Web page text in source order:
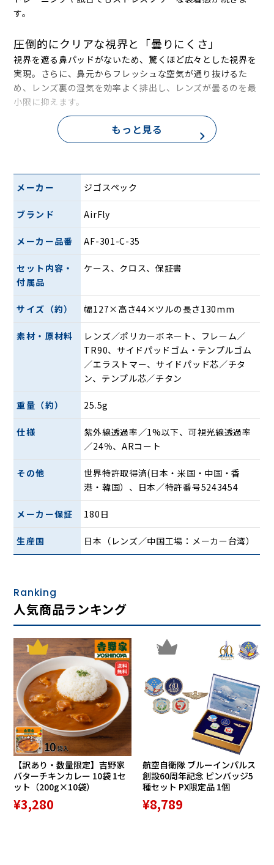
す。
圧倒的にクリアな視界と「曇りにくさ」
視界を遮る鼻パッドがないため、驚くほど広々とした視界を
実現。さらに、鼻元からフレッシュな空気が通り抜けるた
め、レンズ裏の湿気を効率よく排出し、レンズが曇るのを最
小限に抑えます。
素肌に優しく、外したあとも美しく
清潔感をキープ： 鼻まわりのメイク崩れや、UVクリームの
剥がれを防止。ビジネスシーンや移動中など、外したあとの
見た目が気になるシーンでも安心です。
まつ毛が当たらない： サングラスとの距離（前後位置）を自
由に調整できるため、まつ毛が長い方でもレンズに触れる不
快感がありません。
第2世代へと進化した、AirFly――ユニセックスモデ
AF-101やAF-201のDNAを継承し、大幅な進化を遂げた第2
世代「ACCUMULATER SERIES」。AirFlyの代名詞とも言え
AF-301の特長
・ ワイドな1眼レンズ： 視界を遮るもののない1眼タイプ。
感をさらに向上。
・ 自由自在な調整： サイドパッドとテンプル（つる）の調
整範囲が拡大し、自分好みのミリ単位の調整が可能です。
レンズ性能
・紫外線カット率（UV CUT）：99%以上
・AR COATING (反射防止コート)
※クリアーアッシュのみAR COATING (反射防止コート)、
HIGH CONTRAST（ハイコントラスト)
・可視光線透過率（VLT）
もっと見る
メーカー ジゴスペック
ブランド AirFly
メーカー品番 AF-301-C-35
セット内容・
付属品
ケース、クロス、保証書
サイズ（約） 幅127×高さ44×ツルの長さ130mm
素材・原材料
レンズ／ポリカーボネート、フレーム／
TR90、サイドパッドゴム・テンプルゴム
／エラストマー、サイドパッド芯／チタ
ン、テンプル芯／チタン
重量（約） 25.5g
仕様
紫外線透過率／1%以下、可視光線透過率
／24％、ARコート
その他
世界特許取得済(日本・米国・中国・香
港・韓国）、日本／特許番号5243454
メーカー保証 180日
生産国 日本（レンズ／中国工場：メーカー台湾）
Ranking
人気商品ランキング
1
【訳あり・数量限定】吉野家
バターチキンカレー 10袋 1セ
ット（200g×10袋）
¥3,280
2
航空自衛隊 ブルーインパルス
創設60周年記念 ピンバッジ5
種セット PX限定品 1個
¥8,789